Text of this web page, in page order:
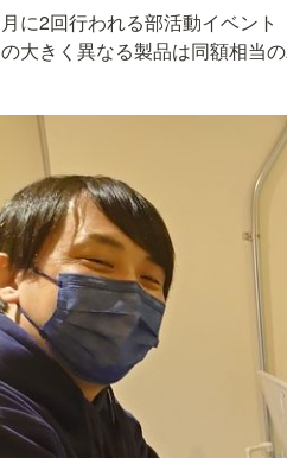
月に2回行われる部活動イベント
の大きく異なる製品は同額相当